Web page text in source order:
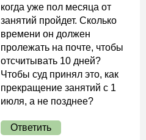
когда уже пол месяца от
занятий пройдет. Сколько
времени он должен
пролежать на почте, чтобы
отсчитывать 10 дней?
Чтобы суд принял это, как
прекращение занятий с 1
июля, а не позднее?
Ответить